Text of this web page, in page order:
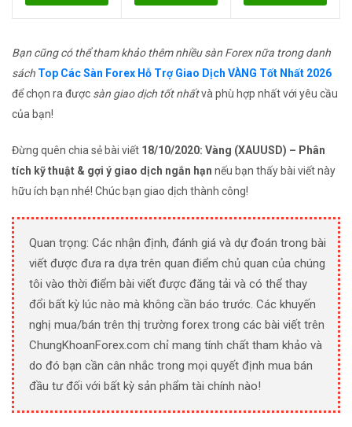
Bạn cũng có thể tham khảo thêm nhiều sàn Forex nữa trong danh
sách Top Các Sàn Forex Hỗ Trợ Giao Dịch VÀNG Tốt Nhất 2026
để chọn ra được sàn giao dịch tốt nhấtvà phù hợp nhất với yêu cầu
của bạn!
Đừng quên chia sẻ bài viết 18/10/2020: Vàng (XAUUSD) – Phân
tích kỹ thuật & gợi ý giao dịch ngắn hạn nếu bạn thấy bài viết này
hữu ích bạn nhé! Chúc bạn giao dịch thành công!
Quan trọng: Các nhận định, đánh giá và dự đoán trong bài
viết được đưa ra dựa trên quan điểm chủ quan của chúng
tôi vào thời điểm bài viết được đăng tải và có thể thay
đổi bất kỳ lúc nào mà không cần báo trước. Các khuyến
nghị mua/bán trên thị trường forex trong các bài viết trên
ChungKhoanForex.com chỉ mang tính chất tham khảo và
do đó bạn cần cân nhắc trong mọi quyết định mua bán
đầu tư đối với bất kỳ sản phẩm tài chính nào!